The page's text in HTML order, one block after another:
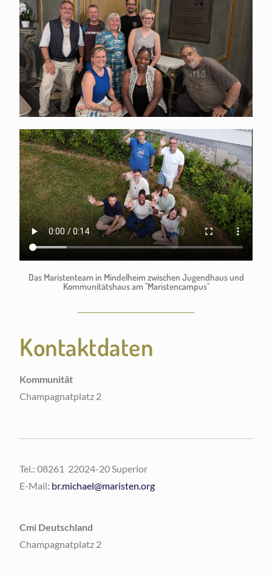
Das Maristenteam in Mindelheim zwischen Jugendhaus und
Kommunitätshaus am "Maristencampus"
Kontaktdaten
Kommunität
Champagnatplatz 2
Tel.: 08261 22024-20 Superior
E-Mail: br.michael@maristen.org
Cmi Deutschland
Champagnatplatz 2